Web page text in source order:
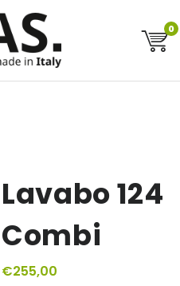
0
Lavabo 124
Combi
€255,00